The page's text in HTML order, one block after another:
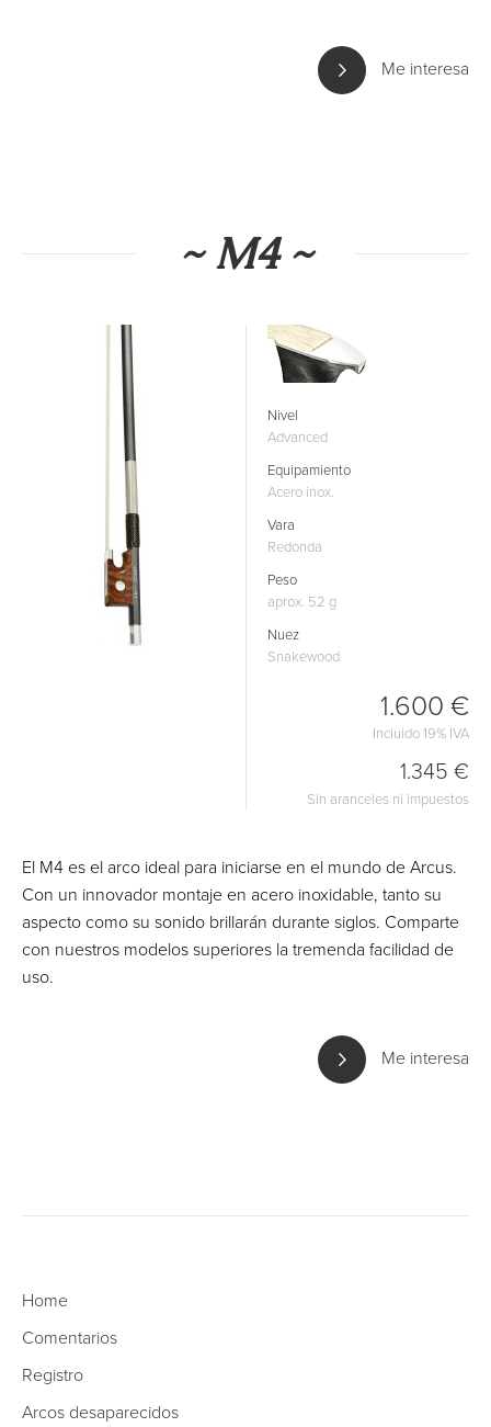
Me interesa
~ M4 ~
Nivel
Advanced
Equipamiento
Acero inox.
Vara
Redonda
Peso
aprox. 52 g
Nuez
Snakewood
1.600 €
Incluido 19% IVA
1.345 €
Sin aranceles ni impuestos
El M4 es el arco ideal para iniciarse en el mundo de Arcus.
Con un innovador montaje en acero inoxidable, tanto su
aspecto como su sonido brillarán durante siglos. Comparte
con nuestros modelos superiores la tremenda facilidad de
uso.
Me interesa
Home
Comentarios
Registro
Arcos desaparecidos